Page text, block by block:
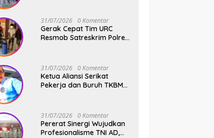
Kodim Gowa
31/07/2026 0 Komentar
Gerak Cepat Tim URC
Resmob Satreskrim Polres
Dongkrak Truk
31/07/2026 0 Komentar
Ketua Aliansi Serikat
Pekerja dan Buruh TKBM
Mogol Nasional
31/07/2026 0 Komentar
Pererat Sinergi Wujudkan
Profesionalisme TNI AD,